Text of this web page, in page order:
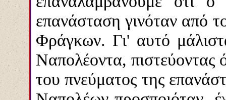
επανάσταση γινόταν από
Φράγκων. Γι' αυτό
Ναπολέοντα, πιστεύοντας
του πνεύματος της